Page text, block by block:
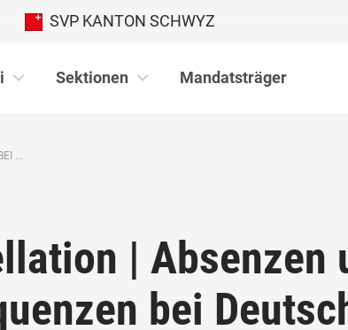
SVP KANTON SCHWYZ
Sektionen Mandatsträger
...
| Absenzen
bei